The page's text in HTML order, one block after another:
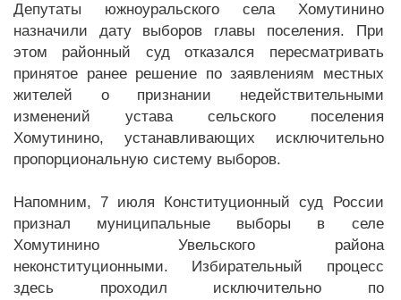
Депутаты южноуральского села Хомутинино
назначили дату выборов главы поселения. При
этом районный суд отказался пересматривать
принятое ранее решение по заявлениям местных
жителей о признании недействительными
изменений устава сельского поселения
Хомутинино, устанавливающих исключительно
пропорциональную систему выборов.
Напомним, 7 июля Конституционный суд России
признал муниципальные выборы в селе
Хомутинино Увельского района
неконституционными. Избирательный процесс
здесь проходил исключительно по